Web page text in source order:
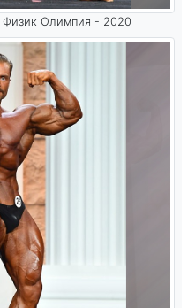
Физик Олимпия - 2020